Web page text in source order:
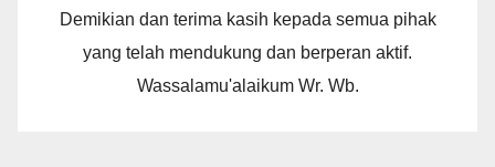
Demikian dan terima kasih kepada semua pihak
yang telah mendukung dan berperan aktif.
Wassalamu'alaikum Wr. Wb.